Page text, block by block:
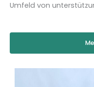
Umfeld von